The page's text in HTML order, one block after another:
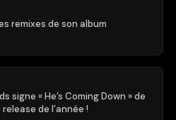
remixes de son album
signe « He’s Coming Down » de
de l’année !